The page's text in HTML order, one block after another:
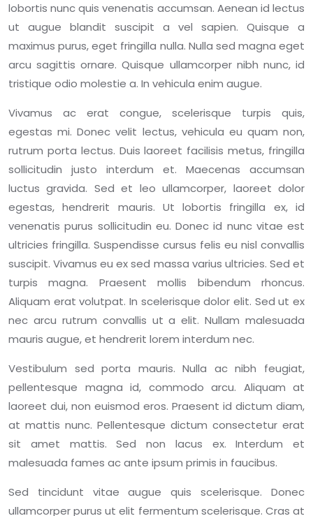
lobortis nunc quis venenatis accumsan. Aenean id lectus
ut augue blandit suscipit a vel sapien. Quisque a
maximus purus, eget fringilla nulla. Nulla sed magna eget
arcu sagittis ornare. Quisque ullamcorper nibh nunc, id
tristique odio molestie a. In vehicula enim augue.
Vivamus ac erat congue, scelerisque turpis quis,
egestas mi. Donec velit lectus, vehicula eu quam non,
rutrum porta lectus. Duis laoreet facilisis metus, fringilla
sollicitudin justo interdum et. Maecenas accumsan
luctus gravida. Sed et leo ullamcorper, laoreet dolor
egestas, hendrerit mauris. Ut lobortis fringilla ex, id
venenatis purus sollicitudin eu. Donec id nunc vitae est
ultricies fringilla. Suspendisse cursus felis eu nisl convallis
suscipit. Vivamus eu ex sed massa varius ultricies. Sed et
turpis magna. Praesent mollis bibendum rhoncus.
Aliquam erat volutpat. In scelerisque dolor elit. Sed ut ex
nec arcu rutrum convallis ut a elit. Nullam malesuada
mauris augue, et hendrerit lorem interdum nec.
Vestibulum sed porta mauris. Nulla ac nibh feugiat,
pellentesque magna id, commodo arcu. Aliquam at
laoreet dui, non euismod eros. Praesent id dictum diam,
at mattis nunc. Pellentesque dictum consectetur erat
sit amet mattis. Sed non lacus ex. Interdum et
malesuada fames ac ante ipsum primis in faucibus.
Sed tincidunt vitae augue quis scelerisque. Donec
ullamcorper purus ut elit fermentum scelerisque. Cras at